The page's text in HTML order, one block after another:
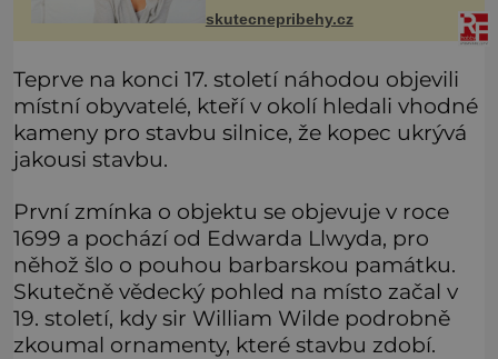
ochotný podat pomocnou ruku.
skutecnepribehy.cz
Teprve na konci 17. století náhodou objevili
místní obyvatelé, kteří v okolí hledali vhodné
kameny pro stavbu silnice, že kopec ukrývá
jakousi stavbu.
První zmínka o objektu se objevuje v roce
1699 a pochází od Edwarda Llwyda, pro
něhož šlo o pouhou barbarskou památku.
Skutečně vědecký pohled na místo začal v
19. století, kdy sir William Wilde podrobně
zkoumal ornamenty, které stavbu zdobí.